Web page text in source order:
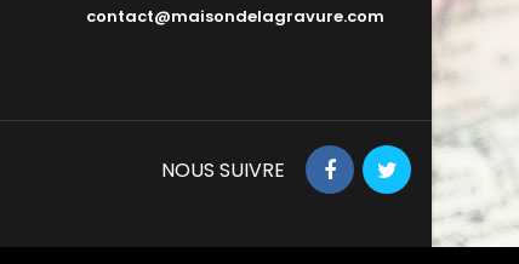
contact@maisondelagravure.com
NOUS SUIVRE